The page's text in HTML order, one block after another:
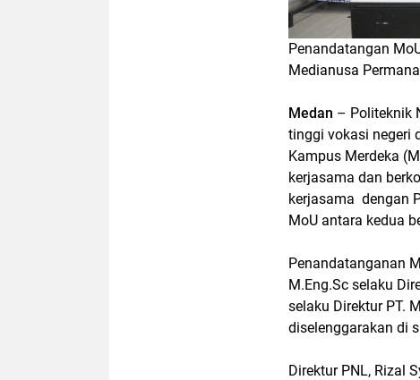
Penandatangan
Medianusa
Medan – Politeknik
tinggi vokasi negeri
Kampus Merdeka
kerjasama dan
kerjasama dengan
MoU antara kedua
Penandatanganan
M.Eng.Sc selaku
selaku Direktur PT.
diselenggarakan di
Direktur PNL, Rizal